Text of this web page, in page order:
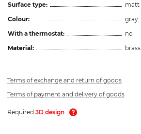
Surface type:
matt
Colour:
gray
With a thermostat:
no
Material:
brass
Terms of exchange and return of goods
Terms of payment and delivery of goods
Required 3D design